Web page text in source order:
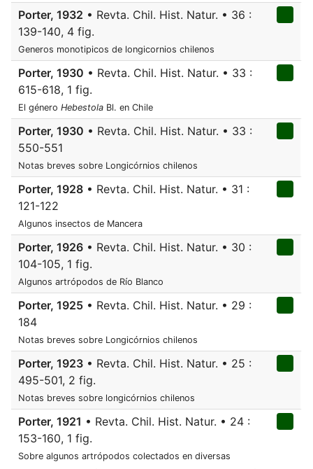
Porter, 1932 • Revta. Chil. Hist. Natur. • 36 :
139-140, 4 fig.
Generos monotipicos de longicornios chilenos
Porter, 1930 • Revta. Chil. Hist. Natur. • 33 :
615-618, 1 fig.
El género Hebestola Bl. en Chile
Porter, 1930 • Revta. Chil. Hist. Natur. • 33 :
550-551
Notas breves sobre Longicórnios chilenos
Porter, 1928 • Revta. Chil. Hist. Natur. • 31 :
121-122
Algunos insectos de Mancera
Porter, 1926 • Revta. Chil. Hist. Natur. • 30 :
104-105, 1 fig.
Algunos artrópodos de Río Blanco
Porter, 1925 • Revta. Chil. Hist. Natur. • 29 :
184
Notas breves sobre Longicórnios chilenos
Porter, 1923 • Revta. Chil. Hist. Natur. • 25 :
495-501, 2 fig.
Notas breves sobre longicórnios chilenos
Porter, 1921 • Revta. Chil. Hist. Natur. • 24 :
153-160, 1 fig.
Sobre algunos artrópodos colectados en diversas